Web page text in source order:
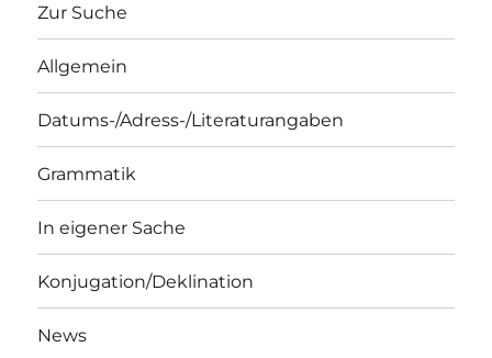
Zur Suche
Allgemein
Datums-/Adress-/Literaturangaben
Grammatik
In eigener Sache
Konjugation/Deklination
News